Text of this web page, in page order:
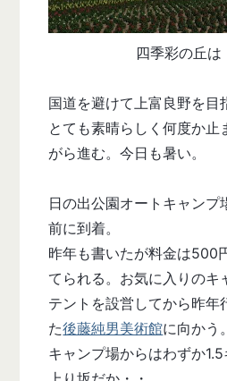
四季彩の丘は
国道を避けて上富良野を目
とても素晴らしく何度か止
がら進む。今日も暑い。
日の出公園オートキャンプ
前に到着。
昨年も書いたが料金は500
てられる。お気に入りのキ
テントを設営してから昨年
た後藤純男美術館に向かう。
キャンプ場からはわずか